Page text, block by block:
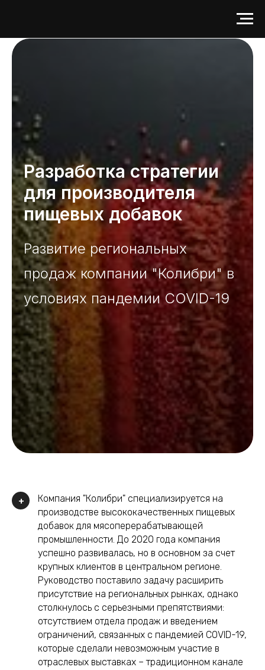
Разработка стратегии
для производителя
пищевых добавок
Развитие региональных
продаж компании "Колибри" в
условиях пандемии COVID-19
+
Компания "Колибри" специализируется на
производстве высококачественных пищевых
добавок для мясоперерабатывающей
промышленности. До 2020 года компания
успешно развивалась, но в основном за счет
крупных клиентов в центральном регионе.
Руководство поставило задачу расширить
присутствие на региональных рынках, однако
столкнулось с серьезными препятствиями:
отсутствием отдела продаж и введением
ограничений, связанных с пандемией COVID-19,
которые сделали невозможным участие в
отраслевых выставках – традиционном канале